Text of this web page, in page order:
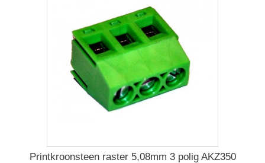
Printkroonsteen raster 5,08mm 3 polig AKZ350